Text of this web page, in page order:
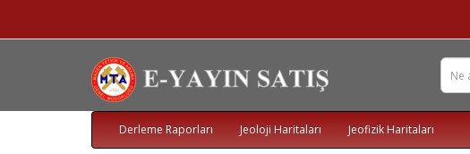
Derleme Raporları Jeoloji Haritaları Jeofizik Haritaları